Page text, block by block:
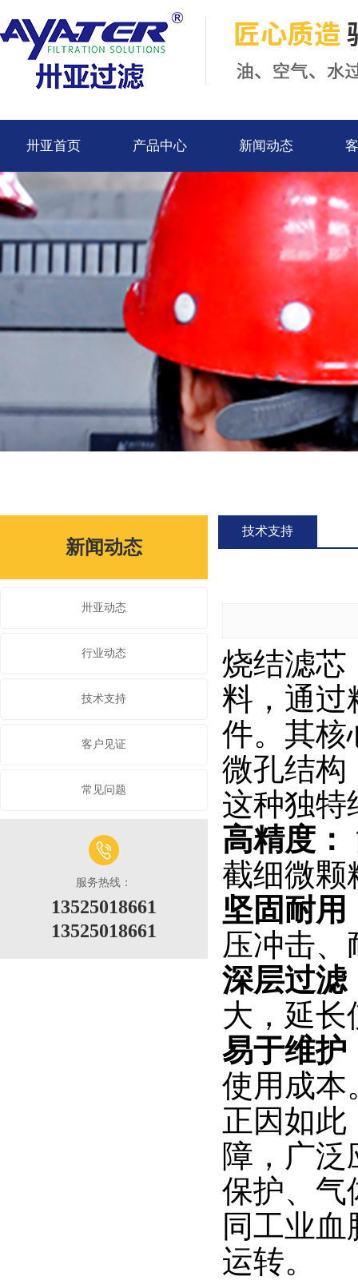
卅亚首页 产品中心 新闻动态
新闻动态
卅亚动态
行业动态
技术支持
客户见证
常见问题
服务热线：
13525018661
13525018661
技术支持
烧结滤芯
料，通过
件。其核
微孔结构
这种独特
高精度：
截细微颗
坚固耐用
压冲击
深层过滤
大，延长
易于维护
使用成本
正因如此
障，广泛
保护、气
同工业
运转。